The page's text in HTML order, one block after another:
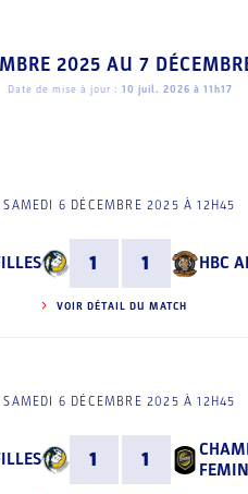
2025 AU 7
Date de mise à jour : 10 juil. 2026 à 11h17
SAMEDI 6 DÉCEMBRE 2025 À 12H45
1 1 HBC
VOIR DÉTAIL DU MATCH
SAMEDI 6 DÉCEMBRE 2025 À 12H45
1 1